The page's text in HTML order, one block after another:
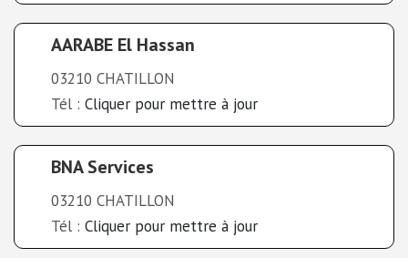
AARABE El Hassan
03210 CHATILLON
Tél : Cliquer pour mettre à jour
BNA Services
03210 CHATILLON
Tél : Cliquer pour mettre à jour